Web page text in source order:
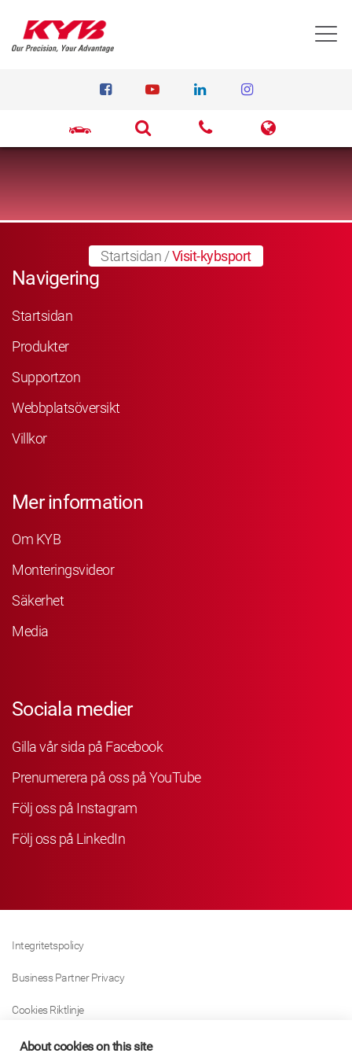
Startsidan /Visit-kybsport
Navigering
Startsidan
Produkter
Supportzon
Webbplatsöversikt
Villkor
Mer information
Om KYB
Monteringsvideor
Säkerhet
Media
Sociala medier
Gilla vår sida på Facebook
Prenumerera på oss på YouTube
Följ oss på Instagram
Följ oss på LinkedIn
Integritetspolicy
Business Partner Privacy
Cookies Riktlinje
Modern Slavery Act Policy
About cookies on this site